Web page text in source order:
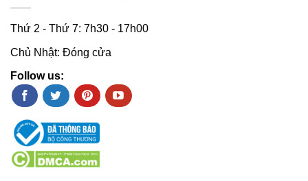
Thứ 2 - Thứ 7: 7h30 - 17h00
Chủ Nhật: Đóng cửa
Follow us: